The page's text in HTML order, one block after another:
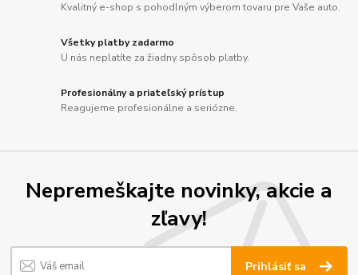
Kvalitný e-shop s pohodlným výberom tovaru pre Vaše auto.
Všetky platby zadarmo
U nás neplatíte za žiadny spôsob platby.
Profesionálny a priateľský prístup
Reagujeme profesionálne a seriózne.
Nepremeškajte novinky, akcie a
zľavy!
Prihlásiť sa